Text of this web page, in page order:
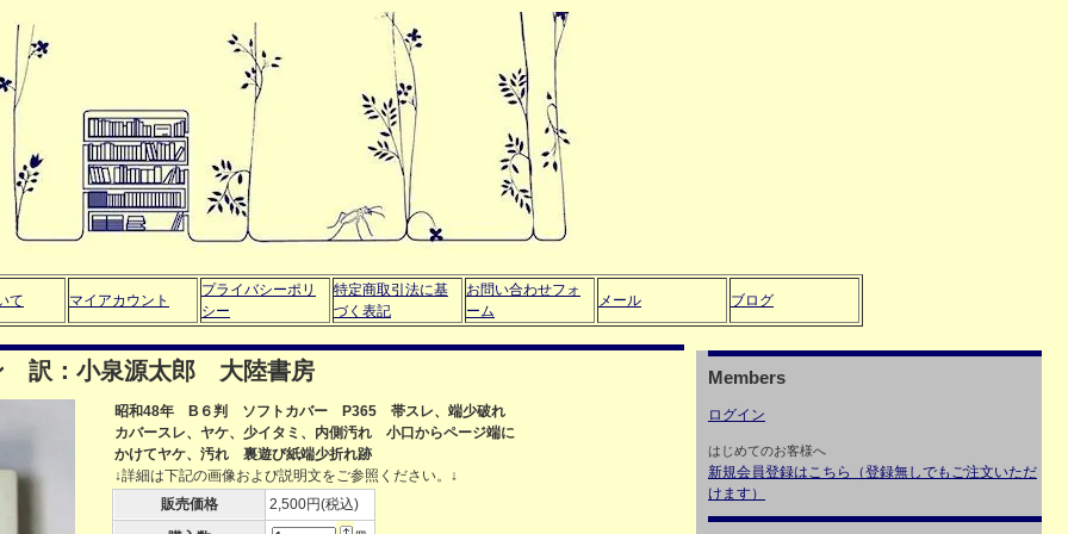
て マイアカウント
プライバシーポリ
シー
特定商取引法に基
づく表記
お問い合わせフォ
ーム
メール ブログ
訳：小泉源太郎 大陸書房
昭和48年 B６判 ソフトカバー P365 帯スレ、端少破れ
カバースレ、ヤケ、少イタミ、内側汚れ 小口からページ端に
かけてヤケ、汚れ 裏遊び紙端少折れ跡
↓詳細は下記の画像および説明文をご参照ください。↓
販売価格
2,500円(税込)
Members
ログイン
はじめてのお客様へ
新規会員登録はこちら（登録無しでもご注文いただ
けます）